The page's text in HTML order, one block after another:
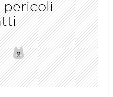
pericoli